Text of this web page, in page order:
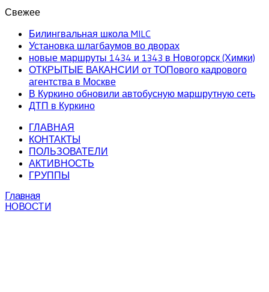
Свежее
Билингвальная школа MILC
Установка шлагбаумов во дворах
новые маршруты 1434 и 1343 в Новогорск (Химки)
ОТКРЫТЫЕ ВАКАНСИИ от ТОПового кадрового
агентства в Москве
В Куркино обновили автобусную маршрутную сеть
ДТП в Куркино
ГЛАВНАЯ
КОНТАКТЫ
ПОЛЬЗОВАТЕЛИ
АКТИВНОСТЬ
ГРУППЫ
Главная
НОВОСТИ